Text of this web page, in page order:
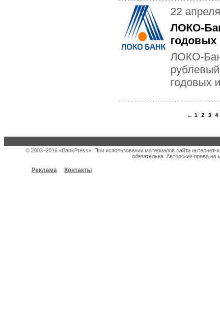
22
ЛОКО-
годовых
ЛОКО-
годовых
← 1 2 3 4
© 2003–2016 «BankPress». При использовании материалов сайта
обязательна. Авторские права
Реклама Контакты